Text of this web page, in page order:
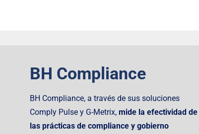
BH Compliance
BH Compliance, a través de sus soluciones
Comply Pulse y G-Metrix, mide la efectividad de
las prácticas de compliance y gobierno